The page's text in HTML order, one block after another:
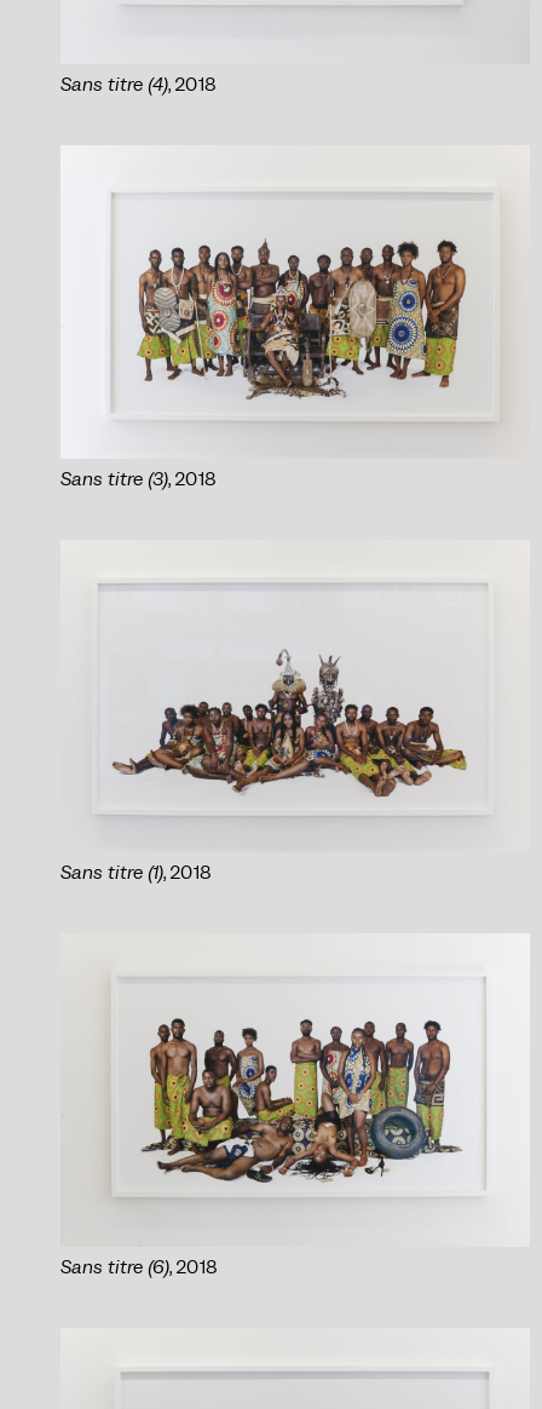
Sans titre (4), 2018
Sans titre (3), 2018
Sans titre (1), 2018
Sans titre (6), 2018